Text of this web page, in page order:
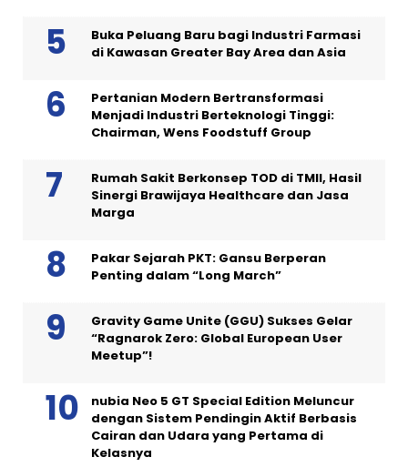
Buka Peluang Baru bagi Industri Farmasi
di Kawasan Greater Bay Area dan Asia
Pertanian Modern Bertransformasi
Menjadi Industri Berteknologi Tinggi:
Chairman, Wens Foodstuff Group
Rumah Sakit Berkonsep TOD di TMII, Hasil
Sinergi Brawijaya Healthcare dan Jasa
Marga
Pakar Sejarah PKT: Gansu Berperan
Penting dalam “Long March”
Gravity Game Unite (GGU) Sukses Gelar
“Ragnarok Zero: Global European User
Meetup”!
nubia Neo 5 GT Special Edition Meluncur
dengan Sistem Pendingin Aktif Berbasis
Cairan dan Udara yang Pertama di
Kelasnya